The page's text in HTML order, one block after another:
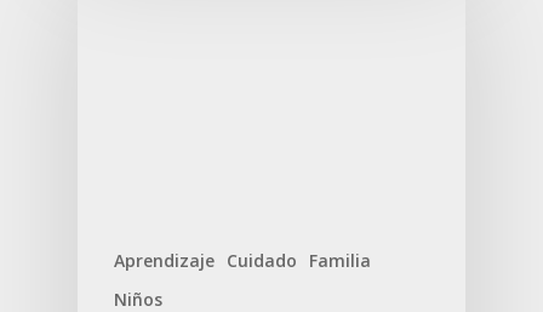
Aprendizaje Cuidado
Familia
Niños